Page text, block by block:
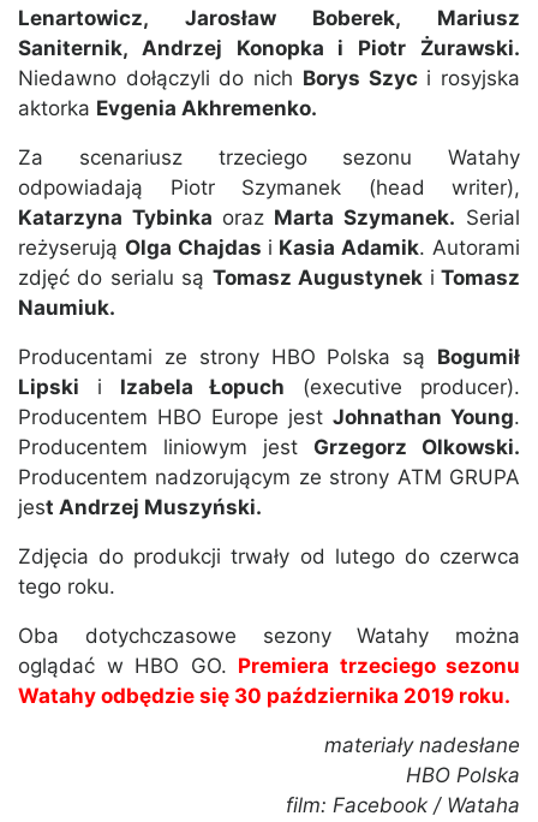
Lenartowicz, Jarosław Boberek, Mariusz
Saniternik, Andrzej Konopka i Piotr Żurawski.
Niedawno dołączyli do nich Borys Szyci rosyjska
aktorka Evgenia Akhremenko.
Za scenariusz trzeciego sezonu Watahy
odpowiadają Piotr Szymanek (head writer),
Katarzyna Tybinka oraz Marta Szymanek. Serial
reżyserują Olga Chajdas i Kasia Adamik. Autorami
zdjęć do serialu są Tomasz Augustynek i Tomasz
Naumiuk.
Producentami ze strony HBO Polska są Bogumił
Lipski i Izabela Łopuch (executive producer).
Producentem HBO Europe jest Johnathan Young.
Producentem liniowym jest Grzegorz Olkowski.
Producentem nadzorującym ze strony ATM GRUPA
jest Andrzej Muszyński.
Zdjęcia do produkcji trwały od lutego do czerwca
tego roku.
Oba dotychczasowe sezony Watahy można
oglądać w HBO GO. Premiera trzeciego sezonu
Watahy odbędzie się 30 października 2019 roku.
materiały nadesłane
HBO Polska
film: Facebook / Wataha